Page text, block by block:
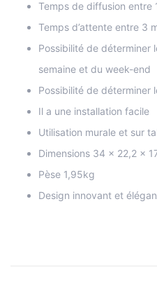
Temps de diffusion entre
Temps d’attente entre 3
Possibilité de déterminer
semaine et du week-end
Possibilité de déterminer
Il a une installation facile
Utilisation murale et sur
Dimensions 34 x 22,2 x
Pèse 1,95kg
Design innovant et